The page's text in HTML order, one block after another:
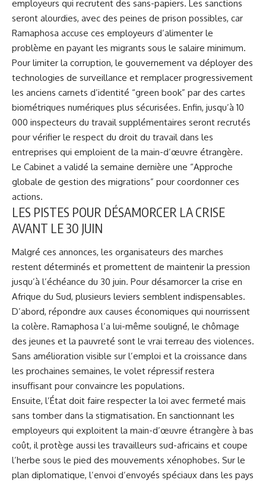
employeurs qui recrutent des sans-papiers. Les sanctions
seront alourdies, avec des peines de prison possibles, car
Ramaphosa accuse ces employeurs d’alimenter le
problème en payant les migrants sous le salaire minimum.
Pour limiter la corruption, le gouvernement va déployer des
technologies de surveillance et remplacer progressivement
les anciens carnets d’identité “green book” par des cartes
biométriques numériques plus sécurisées. Enfin, jusqu’à 10
000 inspecteurs du travail supplémentaires seront recrutés
pour vérifier le respect du droit du travail dans les
entreprises qui emploient de la main-d’œuvre étrangère.
Le Cabinet a validé la semaine dernière une “Approche
globale de gestion des migrations” pour coordonner ces
actions.
LES PISTES POUR DÉSAMORCER LA CRISE
AVANT LE 30 JUIN
Malgré ces annonces, les organisateurs des marches
restent déterminés et promettent de maintenir la pression
jusqu’à l’échéance du 30 juin. Pour désamorcer la crise en
Afrique du Sud, plusieurs leviers semblent indispensables.
D’abord, répondre aux causes économiques qui nourrissent
la colère. Ramaphosa l’a lui-même souligné, le chômage
des jeunes et la pauvreté sont le vrai terreau des violences.
Sans amélioration visible sur l’emploi et la croissance dans
les prochaines semaines, le volet répressif restera
insuffisant pour convaincre les populations.
Ensuite, l’État doit faire respecter la loi avec fermeté mais
sans tomber dans la stigmatisation. En sanctionnant les
employeurs qui exploitent la main-d’œuvre étrangère à bas
coût, il protège aussi les travailleurs sud-africains et coupe
l’herbe sous le pied des mouvements xénophobes. Sur le
plan diplomatique, l’envoi d’envoyés spéciaux dans les pays